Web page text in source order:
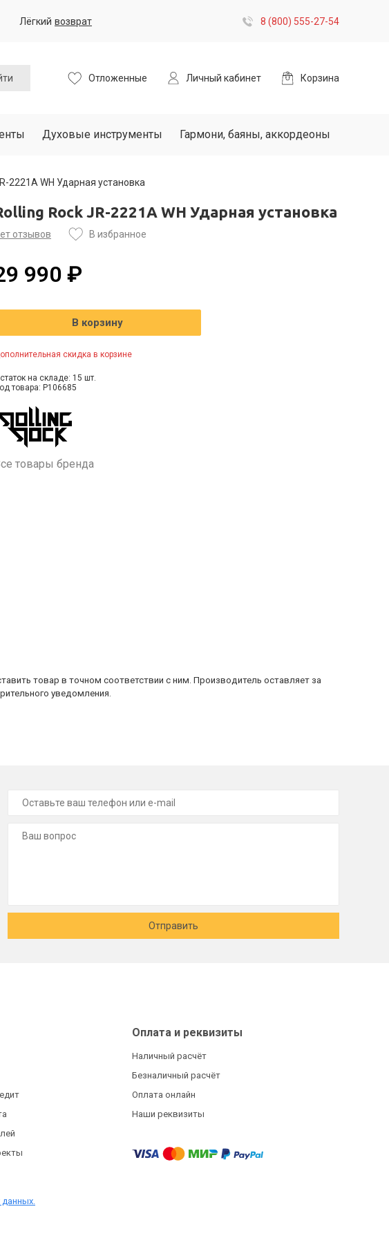
Лёгкий возврат 8 (800) 555-27-54
Отложенные Личный кабинет Корзина
Духовые инструменты Гармони, баяны, аккордеоны
2221A WH Ударная установка
Rock JR-2221A WH Ударная установка
отзывов В избранное
990 ₽
В корзину
скидка в корзине
на складе: 15 шт.
товара: P106685
товары бренда
товар в точном соответствии с ним. Производитель оставляет за
уведомления.
Отправить
Оплата и реквизиты
Наличный расчёт
Безналичный расчёт
Оплата онлайн
Наши реквизиты